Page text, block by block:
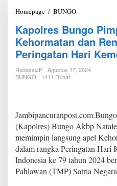
Homepage / BUNGO
p
o
r
s
g
P
i
m
p
i
n
Kapolres Bungo
Kehormatan dan
Peringatan Hari
RedaksiJP
Agustus 17, 2024
BUNGO
1411 Dilihat
(Kapolres) Bungo Akbp
memimpin langsung apel
dalam rangka Peringatan Hari
Indonesia ke 79 tahun 2024
Pahlawan (TMP) Satria